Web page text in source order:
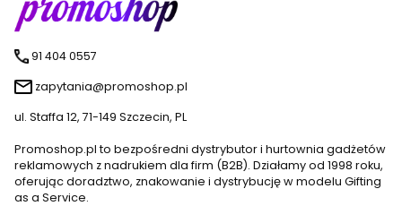
91 404 0557
zapytania@promoshop.pl
ul. Staffa 12, 71-149 Szczecin, PL
Promoshop.pl to bezpośredni dystrybutor i hurtownia gadżetów
reklamowych z nadrukiem dla firm (B2B). Działamy od 1998 roku,
oferując doradztwo, znakowanie i dystrybucję w modelu Gifting
as a Service.